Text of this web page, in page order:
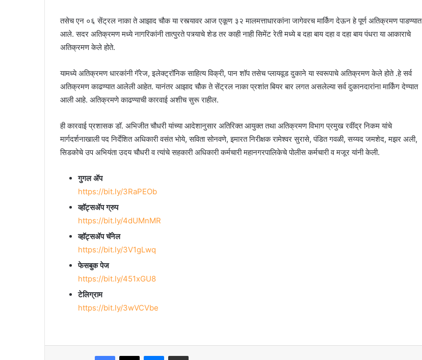
तसेच एन ०६ सेंट्रल नाका ते आझाद चौक या रस्त्यावर आज एकूण ३२ मालमत्ताधारकांना जागेवरच मार्किंग देऊन हे पूर्ण अतिक्रमण पाडण्यात
आले. सदर अतिक्रमण मध्ये नागरिकांनी तात्पुरते पत्र्याचे शेड तर काही नाही सिमेंट रेती मध्ये ब दहा बाय दहा व दहा बाय पंधरा या आकाराचे
अतिक्रमण केले होते.
यामध्ये अतिक्रमण धारकांनी गॅरेज, इलेक्ट्रॉनिक साहित्य विक्री, पान शॉप तसेच प्लायवूड दुकाने या स्वरूपाचे अतिक्रमण केले होते .हे सर्व
अतिक्रमण काढण्यात आलेली आहेत. यानंतर आझाद चौक ते सेंट्रल नाका प्रशांत बियर बार लगत असलेल्या सर्व दुकानदारांना मार्किंग देण्यात
आली आहे. अतिक्रमणे काढण्याची कारवाई अशीच सुरू राहील.
ही कारवाई प्रशासक डॉ. अभिजीत चौधरी यांच्या आदेशानुसार अतिरिक्त आयुक्त तथा अतिक्रमण विभाग प्रमुख रवींद्र निकम यांचे
मार्गदर्शनाखाली पद निर्देशित अधिकारी वसंत भोये, सविता सोनवणे, इमारत निरीक्षक रामेश्वर सुरासे, पंडित गवळी, सय्यद जमशेद, मझर अली,
सिडकोचे उप अभियंता उदय चौधरी व त्यांचे सहकारी अधिकारी कर्मचारी महानगरपालिकेचे पोलीस कर्मचारी व मजूर यांनी केली.
गुगल ॲप
https://bit.ly/3RaPEOb
व्हॉट्सॲप ग्रुप
https://bit.ly/4dUMnMR
व्हॉट्सॲप चॅनेल
https://bit.ly/3V1gLwq
फेसबुक पेज
https://bit.ly/451xGU8
टेलिग्राम
https://bit.ly/3wVCVbe
Facebook
X Messenger
Share via Email